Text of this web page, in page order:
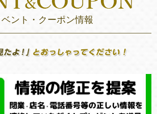
ベント・クーポン情報